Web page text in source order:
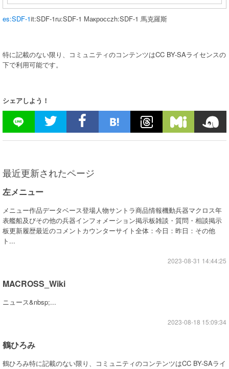
es:SDF-1it:SDF-1ru:SDF-1 Макроссzh:SDF-1 馬克羅斯
特に記載のない限り、コミュニティのコンテンツはCC BY-SAライセンスの
下で利用可能です。
シェアしよう！
最近更新されたページ
左メニュー
メニュー作品データベース登場人物サントラ商品情報機動兵器マクロス年
表艦船及びその他の兵器インフォメーション掲示板雑談・質問・相談掲示
板更新履歴最近のコメントカウンターサイト全体：今日：昨日：その他
ト...
2023-08-31 14:44:25
MACROSS_Wiki
ニュース&nbsp;...
2023-08-18 15:09:34
鶴ひろみ
鶴ひろみ特に記載のない限り、コミュニティのコンテンツはCC BY-SAライ